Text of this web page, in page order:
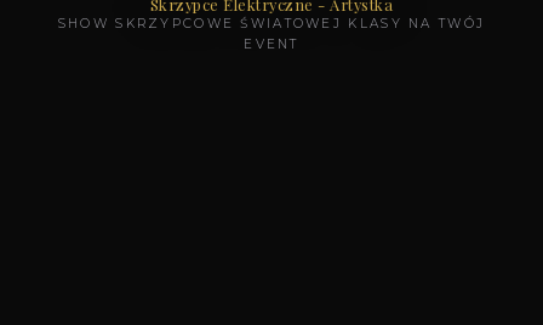
Skrzypce Elektryczne - Artystka
SHOW SKRZYPCOWE ŚWIATOWEJ KLASY NA TWÓJ
EVENT